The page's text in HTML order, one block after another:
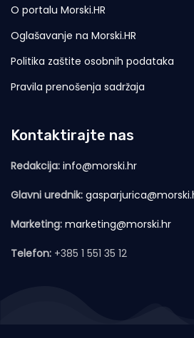
O portalu Morski.HR
Oglašavanje na Morski.HR
Politika zaštite osobnih podataka
Pravila prenošenja sadržaja
Kontaktirajte nas
Redakcija: info@morski.hr
Glavni urednik:
Marketing: marketing@morski.hr
Telefon: +385 1 551 35 12